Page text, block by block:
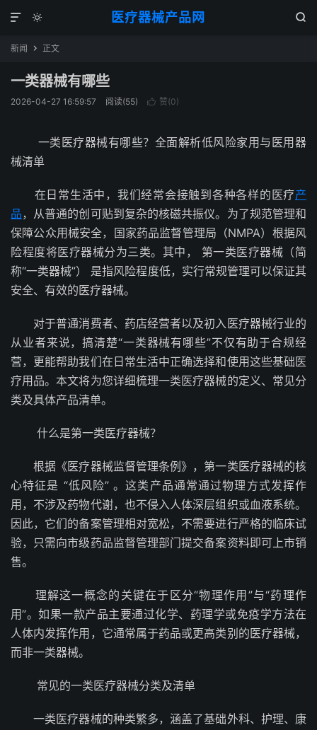
医疗器械产品网
 

新闻  正文
一类器械有哪些
2026-04-27 16:59:57 阅读(55)  赞(0)
一类医疗器械有哪些？全面解析低风险家用与医用器
械清单
在日常生活中，我们经常会接触到各种各样的医疗产
品，从普通的创可贴到复杂的核磁共振仪。为了规范管理和
保障公众用械安全，国家药品监督管理局（NMPA）根据风
险程度将医疗器械分为三类。其中， 第一类医疗器械（简
称“一类器械”） 是指风险程度低，实行常规管理可以保证其
安全、有效的医疗器械。
对于普通消费者、药店经营者以及初入医疗器械行业的
从业者来说，搞清楚“一类器械有哪些”不仅有助于合规经
营，更能帮助我们在日常生活中正确选择和使用这些基础医
疗用品。本文将为您详细梳理一类医疗器械的定义、常见分
类及具体产品清单。
什么是第一类医疗器械？
根据《医疗器械监督管理条例》，第一类医疗器械的核
心特征是 “低风险” 。这类产品通常通过物理方式发挥作
用，不涉及药物代谢，也不侵入人体深层组织或血液系统。
因此，它们的备案管理相对宽松，不需要进行严格的临床试
验，只需向市级药品监督管理部门提交备案资料即可上市销
售。
理解这一概念的关键在于区分“物理作用”与“药理作
用”。如果一款产品主要通过化学、药理学或免疫学方法在
人体内发挥作用，它通常属于药品或更高类别的医疗器械，
而非一类器械。
常见的一类医疗器械分类及清单
一类医疗器械的种类繁多，涵盖了基础外科、护理、康